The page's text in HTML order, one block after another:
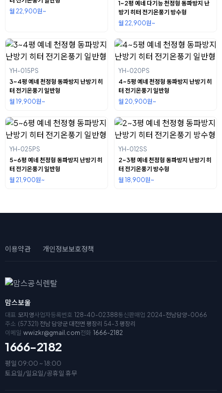
월 22,900원~
1~2평 예네 다기능 천정형 동파방지 난
방기 히터 전기온풍기 방수형
월 22,900원~
YH-015PS
3~4평 예네 천정형 동파방지 난방기 히
터 전기온풍기 일반형
월 19,900원~
YH-020PS
4~5평 예네 천정형 동파방지 난방기 히
터 전기온풍기 일반형
월 20,900원~
YH-025PS
5~6평 예네 천정형 동파방지 난방기 히
터 전기온풍기 일반형
월 21,900원~
YH-012SS
2~3평 예네 천정형 동파방지 난방기 히
터 전기온풍기 방수형
월 18,900원~
이용약관 개인정보보호정책
맘스보울
대표 모지영사업자등록번호 128-40-02388통신판매업 2024-전남담양-0066
주소 (57321) 전남 담양군 대전면 평장리 54-3 평장리
이메일 wwizkr@gmail.com전화 1666-2182
1666-2182
평일 09:00 ~ 18:00
토요일/일요일/공휴일 휴무